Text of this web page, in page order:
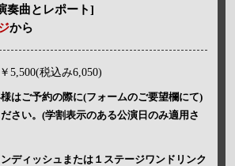
奏曲とレポート]
から
￥5,500(税込み6,050)
はご予約の際に(フォームのご要望欄にて)
さい。(学割表示のある公演日のみ適用さ
ディッシュまたは１ステージワンドリンク